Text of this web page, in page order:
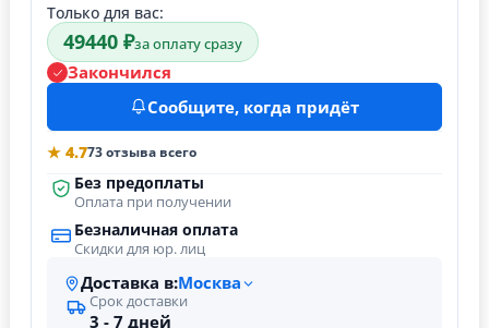
Только для вас:
49440 ₽за оплату сразу
Закончился
Сообщите, когда придёт
★ 4.773 отзыва всего
Без предоплаты
Оплата при получении
Безналичная оплата
Скидки для юр. лиц
Доставка в:Москва
Срок доставки
3 - 7 дней